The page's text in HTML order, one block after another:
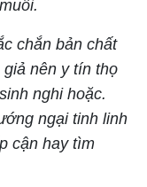
chắn bản chất
nên y tín thọ
nghi hoặc.
ngại tinh linh
cận hay tìm